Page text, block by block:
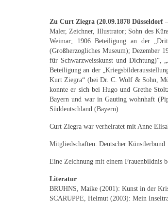
Zu Curt Ziegra (20.09.1878 Düsseldorf –
Maler, Zeichner, Illustrator; Sohn des
Weimar; 1906 Beteiligung an der
(Großherzogliches Museum); Dezember
für Schwarzweisskunst und Dichtung)“,
Beteiligung an der
Kurt Ziegra“ (bei Dr. C. Wolf & Sohn,
konnte er sich bei Hugo und Grethe
Bayern und war in Gauting wohnhaft
Süddeutschland (Bayern)
Curt Ziegra war verheiratet mit Anne
Mitgliedschaften: Deutscher Künstlerbund
Eine Zeichnung mit einem Frauenbildnis
Literatur
BRUHNS, Maike (2001): Kunst in der
SCARUPPE, Helmut (2003): Mein